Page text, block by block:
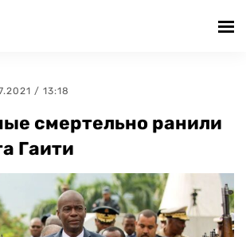
/ 13:18
смертельно ранили
Гаити